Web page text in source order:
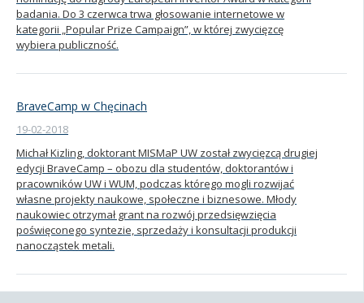
badania. Do 3 czerwca trwa głosowanie internetowe w
kategorii „Popular Prize Campaign”, w której zwycięzcę
wybiera publiczność.
BraveCamp w Chęcinach
19-02-2018
Michał Kizling, doktorant MISMaP UW został zwycięzcą drugiej
edycji BraveCamp – obozu dla studentów, doktorantów i
pracowników UW i WUM, podczas którego mogli rozwijać
własne projekty naukowe, społeczne i biznesowe. Młody
naukowiec otrzymał grant na rozwój przedsięwzięcia
poświęconego syntezie, sprzedaży i konsultacji produkcji
nanocząstek metali.